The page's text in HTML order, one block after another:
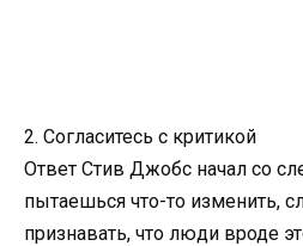
2. Согласитесь с критикой
Ответ Стив Джобс начал со
пытаешься что-то изменить,
признавать, что люди вроде